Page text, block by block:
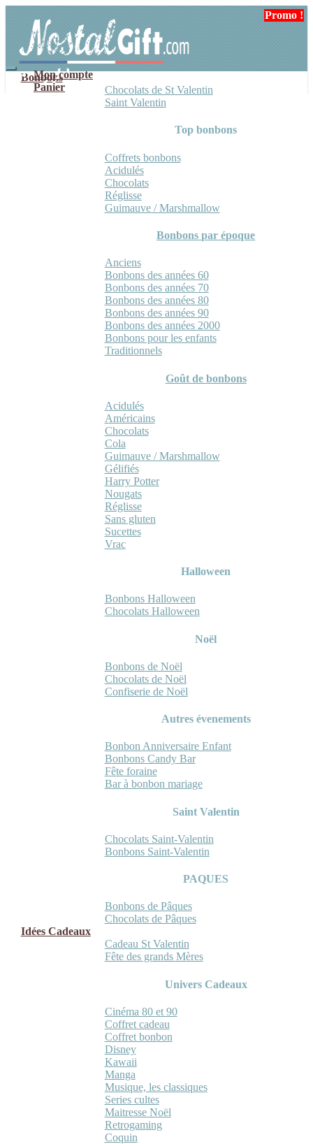
navigation
contenu
Mon compte
Panier
Bonbons
Chocolats de St Valentin
Saint Valentin
Top bonbons
Coffrets bonbons
Acidulés
Chocolats
Réglisse
Guimauve / Marshmallow
Bonbons par époque
Anciens
Bonbons des années 60
Bonbons des années 70
Bonbons des années 80
Bonbons des années 90
Bonbons des années 2000
Bonbons pour les enfants
Traditionnels
Goût de bonbons
Acidulés
Américains
Chocolats
Cola
Guimauve / Marshmallow
Gélifiés
Harry Potter
Nougats
Réglisse
Sans gluten
Sucettes
Vrac
Halloween
Bonbons Halloween
Chocolats Halloween
Noël
Bonbons de Noël
Chocolats de Noël
Confiserie de Noël
Autres évenements
Bonbon Anniversaire Enfant
Bonbons Candy Bar
Fête foraine
Bar à bonbon mariage
Saint Valentin
Chocolats Saint-Valentin
Bonbons Saint-Valentin
PAQUES
Bonbons de Pâques
Chocolats de Pâques
Idées Cadeaux
Cadeau St Valentin
Fête des grands Mères
Univers Cadeaux
Cinéma 80 et 90
Coffret cadeau
Coffret bonbon
Disney
Kawaii
Manga
Musique, les classiques
Series cultes
Maitresse Noël
Retrogaming
Coquin
Promo !
Promo !